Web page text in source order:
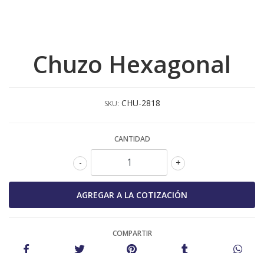
Chuzo Hexagonal
SKU: CHU-2818
CANTIDAD
+
-
COMPARTIR